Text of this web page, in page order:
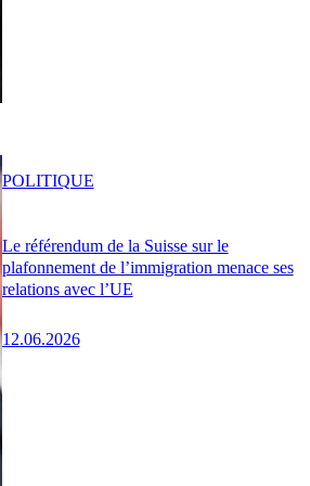
Le référendum de la Suisse sur le
plafonnement de l’immigration menace ses
relations avec l’UE
12.06.2026
POLITIQUE